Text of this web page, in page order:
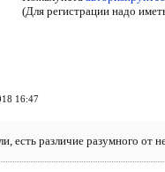
(Для регистрации надо
16:47
есть различие разумного от